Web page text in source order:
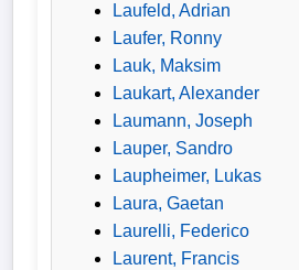
Laufeld, Adrian
Laufer, Ronny
Lauk, Maksim
Laukart, Alexander
Laumann, Joseph
Lauper, Sandro
Laupheimer, Lukas
Laura, Gaetan
Laurelli, Federico
Laurent, Francis